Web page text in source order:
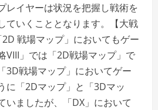
レイヤーは状況を把握し戦術を
ていくこととなります。【大戦
戦場マップ」においてもゲー
VIII」では「2D戦場マップ」で
3D戦場マップ」においてゲー
に「2Dマップ」と「3Dマッ
いましたが、「DX」において